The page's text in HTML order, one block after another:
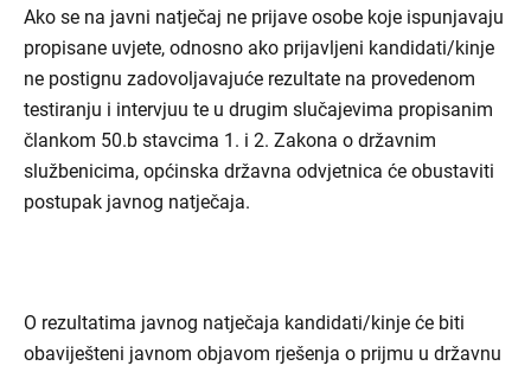
Ako se na javni natječaj ne prijave osobe koje ispunjavaju
propisane uvjete, odnosno ako prijavljeni kandidati/kinje
ne postignu zadovoljavajuće rezultate na provedenom
testiranju i intervjuu te u drugim slučajevima propisanim
člankom 50.b stavcima 1. i 2. Zakona o državnim
službenicima, općinska državna odvjetnica će obustaviti
postupak javnog natječaja.
O rezultatima javnog natječaja kandidati/kinje će biti
obaviješteni javnom objavom rješenja o prijmu u državnu